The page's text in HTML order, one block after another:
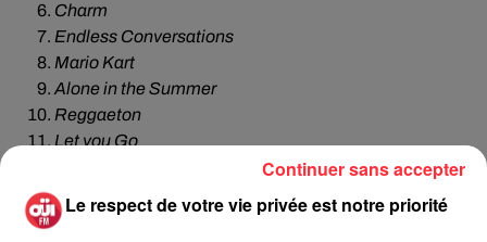
Charm
Endless Conversations
Mario Kart
Alone in the Summer
Reggaeton
Let you Go
Le respect de votre vie privée est notre priorité
Continuer sans accepter